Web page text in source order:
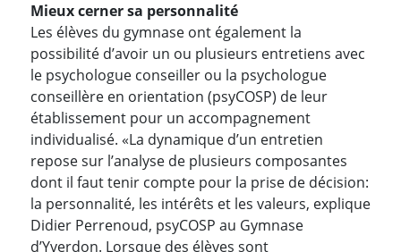
Mieux cerner sa personnalité
Les élèves du gymnase ont également la
possibilité d’avoir un ou plusieurs entretiens avec
le psychologue conseiller ou la psychologue
conseillère en orientation (psyCOSP) de leur
établissement pour un accompagnement
individualisé. «La dynamique d’un entretien
repose sur l’analyse de plusieurs composantes
dont il faut tenir compte pour la prise de décision:
la personnalité, les intérêts et les valeurs, explique
Didier Perrenoud, psyCOSP au Gymnase
d’Yverdon. Lorsque des élèves sont